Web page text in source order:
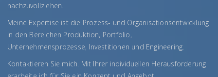
nachzuvollziehen.
Meine Expertise ist die Prozess- und Organisationsentwicklung
in den Bereichen Produktion, Portfolio,
Unternehmensprozesse, Investitionen und Engineering.
Kontaktieren Sie mich. Mit Ihrer individuellen Herausforderung